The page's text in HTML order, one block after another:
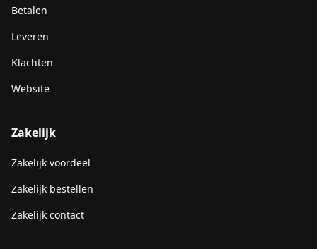
Betalen
Leveren
Klachten
Website
Zakelijk
Zakelijk voordeel
Zakelijk bestellen
Zakelijk contact